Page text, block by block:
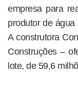
empresa para
produtor de
A construtora
Construções –
lote, de 59,6